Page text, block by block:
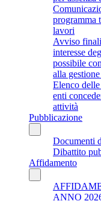
programma
lavori
Avviso
interesse
possibile
alla
Elenco
enti
attività
Pubblicazione
Documenti
Dibattito
Affidamento
ANNO